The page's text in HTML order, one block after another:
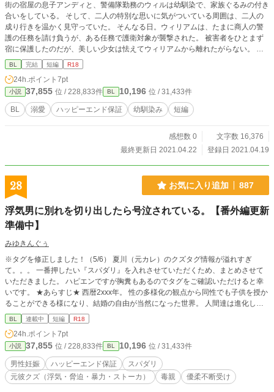
街の宿屋の息子アンディと、警備隊勤務のウィルは幼馴染で、家族ぐるみの付き
合いをしている。 そして、二人の特別な思いに気がついている周囲は、二人の
成り行きを温かく見守っていた。 そんなる日。ウィリアムは、たまに商人の警
護の任務を請け負うが、ある任務で護衛対象が襲撃された。 被害者をひとまず
宿に保護したのだが、美しい少女は怯えてウィリアムから離れたがらない。 仕
方なくそのまま付き添うウィリアムだが、小さな町では見かけないような美しい
少女が縋り付く姿にアンディは気が気ではない。 兄弟のように育った幼馴染。
恋人して付き合いながらも、アンディは少しだけ自信がない。 そんな二人の、
少しだけ先の未来は――？ 幼なじみ時アンソロジーの同人誌に寄稿した作品で
す。公開期限が解禁しましたので、予定より遅くなりましたが投稿します。 二
万字以内のお話なので、気楽に読めます。
BL 完結 短編 R18
24h.ポイント 7pt
小説 37,855 位 / 228,833件 BL 10,196 位 / 31,433件
BL 溺愛 ハッピーエンド保証 幼馴染み 短編
感想数 0
文字数 16,376
最終更新日 2021.04.22
登録日 2021.04.19
28 お気に入り追加 887
浮気男に別れを切り出したら号泣されている。【番外編更新
準備中】
みゆきんぐぅ
※タグを修正しました！（5/6） 夏川（元カレ）のクズタグ情報が溢れすぎ
て。。。 一番押したい『スパダリ』を入れさせていただくため、まとめさせて
いただきました。 ハピエンですが胸糞もあるのでタグをご確認いただけると幸
いです。 ★あらすじ★ 西暦2xxx年。 性の多様化の観点から同性でも子供を授か
ることができる様になり、結婚の自由が当然になった世界。 人間達は進化し同
性でも薬を飲むことで妊娠ができる様になった。 主人公の秋山紅葉（あきやま
もみじ）25歳は大変浮気症の男性の恋人兼幼馴染がいた。 名前は夏川渉（なつ
かわわたる）25歳。 それはかなりのイケメンであり、道を歩けば直ぐ目をハー
トにした人間に声をかけられる。 確かに顔はいい。 けど、度重なる浮気にもう
心は完全に冷めていた。 夏川の浮気癖は昔からだ。 それなのに付き合って今で
も別れないのは何故か。 愛情？ いや、ただただ面倒くさいからだ。 これはそん
な面倒くさがりの紅葉の話である。
BL 連載中 短編 R18
24h.ポイント 7pt
小説 37,855 位 / 228,833件 BL 10,196 位 / 31,433件
男性妊娠 ハッピーエンド保証
スパダリ
元彼クズ（浮気・脅迫・暴力・ストーカ）
毒親 優柔不断受け